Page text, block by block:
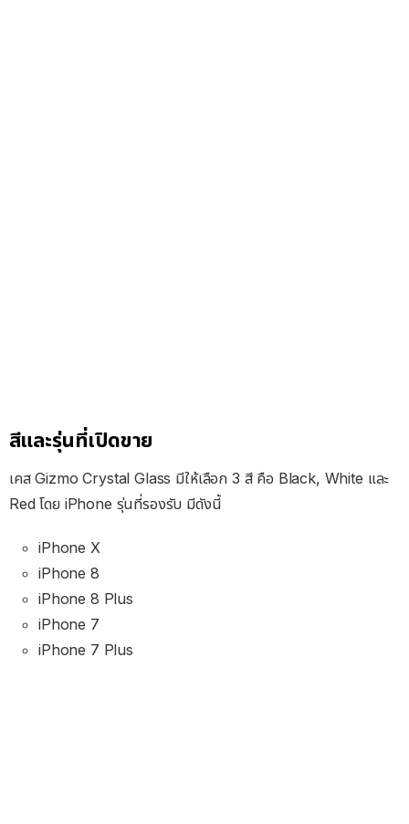
สีและรุ่นที่เปิดขาย
เคส Gizmo Crystal Glass มีให้เลือก 3 สี คือ Black, White และ
Red โดย iPhone รุ่นที่รองรับ มีดังนี้
iPhone X
iPhone 8
iPhone 8 Plus
iPhone 7
iPhone 7 Plus